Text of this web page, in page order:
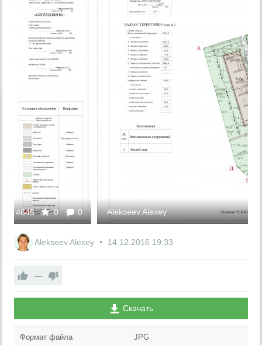
Alekseev Alexey
Alekseev Alexey 14.12.2016 19:33
—
Скачать
Формат файла
JPG